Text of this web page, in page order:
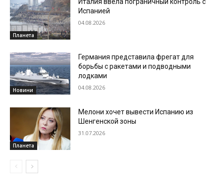
Планета
Испанией
04.08.2026
Новини
Германия представила фрегат для
борьбы с ракетами и подводными
лодками
04.08.2026
Планета
Мелони хочет вывести Испанию из
Шенгенской зоны
31.07.2026